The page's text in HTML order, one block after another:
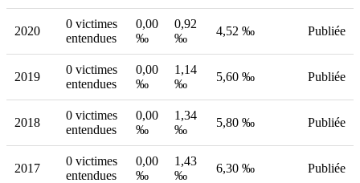
2020
0 victimes
entendues
0,00
‰
0,92
‰
4,52 ‰ Publiée
2019
0 victimes
entendues
0,00
‰
1,14
‰
5,60 ‰ Publiée
2018
0 victimes
entendues
0,00
‰
1,34
‰
5,80 ‰ Publiée
2017
0 victimes
entendues
0,00
‰
1,43
‰
6,30 ‰ Publiée